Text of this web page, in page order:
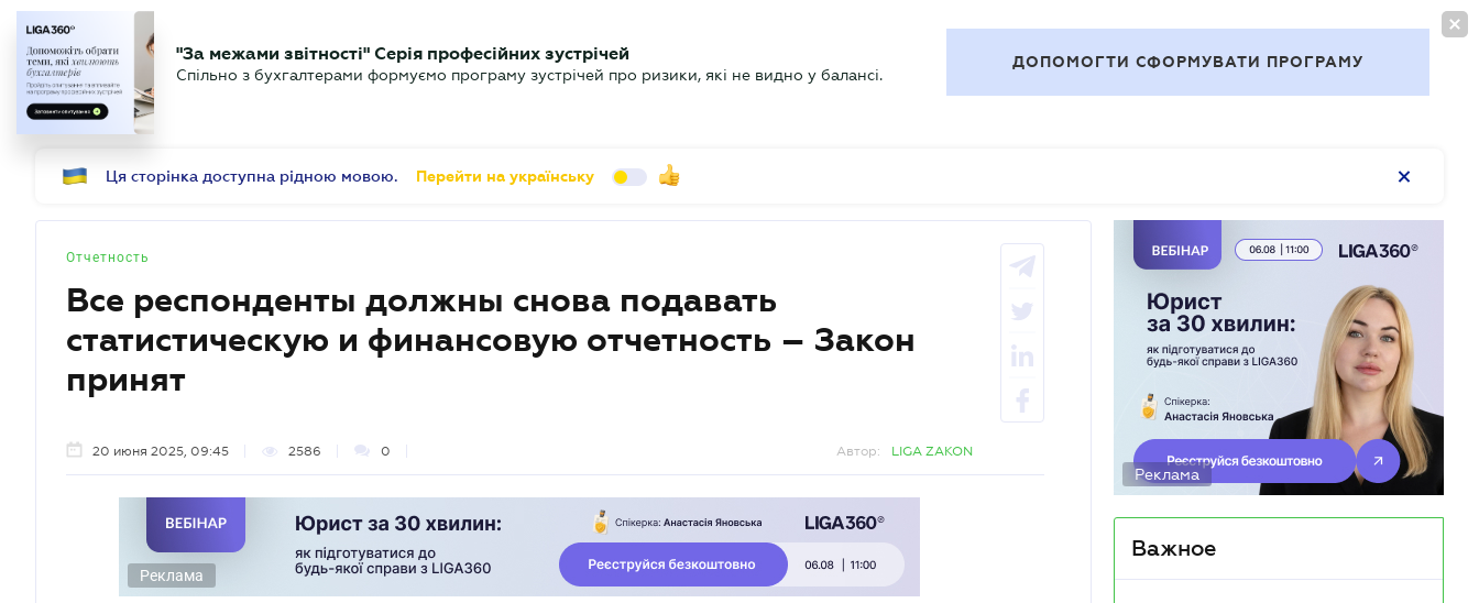
БУХГАЛТЕР Новости Аналитика Календарь Актуально
"За межами звітності" Серія професійних зустрічей
Спільно з бухгалтерами формуємо програму зустрічей про ризики, які не видно у балансі.
ДОПОМОГТИ СФОРМУВАТИ ПРОГРАМУ
Ця сторінка доступна рідною мовою. Перейти на українську
Отчетность
Все респонденты должны снова подавать
статистическую и финансовую отчетность – Закон
принят
20 июня 2025, 09:45 2586 0 Автор: LIGA ZAKON
Реклама
Реклама
Важное